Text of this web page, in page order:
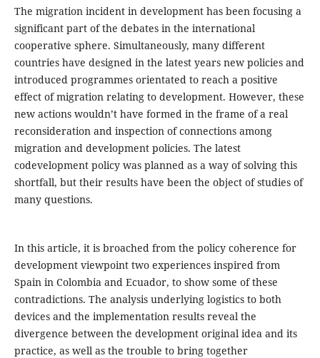
The migration incident in development has been focusing a
significant part of the debates in the international
cooperative sphere. Simultaneously, many different
countries have designed in the latest years new policies and
introduced programmes orientated to reach a positive
effect of migration relating to development. However, these
new actions wouldn’t have formed in the frame of a real
reconsideration and inspection of connections among
migration and development policies. The latest
codevelopment policy was planned as a way of solving this
shortfall, but their results have been the object of studies of
many questions.
In this article, it is broached from the policy coherence for
development viewpoint two experiences inspired from
Spain in Colombia and Ecuador, to show some of these
contradictions. The analysis underlying logistics to both
devices and the implementation results reveal the
divergence between the development original idea and its
practice, as well as the trouble to bring together